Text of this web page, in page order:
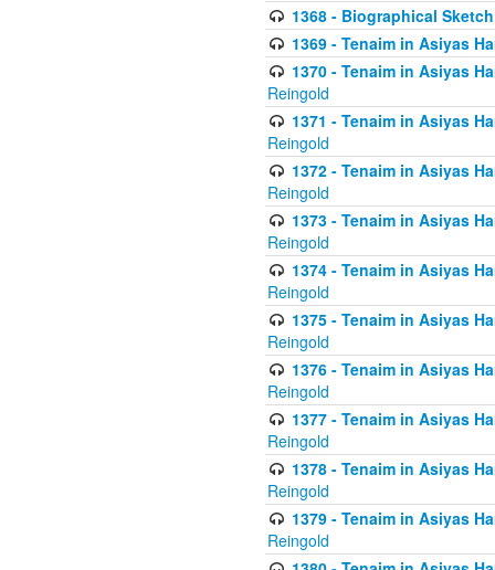
1368 - Biographical
1369 - Tenaim in Asiyas
1370 - Tenaim in Asiyas
Reingold
1371 - Tenaim in Asiyas
Reingold
1372 - Tenaim in Asiyas
Reingold
1373 - Tenaim in Asiyas
Reingold
1374 - Tenaim in Asiyas
Reingold
1375 - Tenaim in Asiyas
Reingold
1376 - Tenaim in Asiyas
Reingold
1377 - Tenaim in Asiyas
Reingold
1378 - Tenaim in Asiyas
Reingold
1379 - Tenaim in Asiyas
Reingold